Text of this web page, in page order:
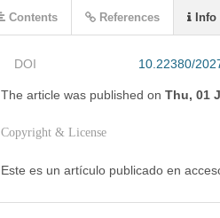
DOI 10.22380/
The article was published on Thu, 01
Copyright & License
Este es un artículo publicado en
Contents References Info